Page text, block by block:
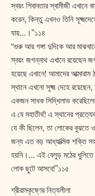
স্বয়ং শিবাবতার স্বামীজী
করেন, কিন্তু এখনও তিনি
যায়…।”১১৪
“গুরু আর গঙ্গা দুদিকে আর
স্বয়ং জগন্নাথ এখানে রয়েছেন
হয়েছে এখানে! আমাদের
স্থানে এখনো সূক্ষ্ম দেহে
একজন সাধক সিদ্ধিলাভ
এ যে মহাতীর্থ! এ স্থানের
যে কী ছিলেন, তা লোকের বুঝতে
জন্য এত বড় আধ্যাত্মিক শক্তি
হয়নি।… এই বেলুড় মঠের ধুলিতে
লোক ছুটে আসবে!”১১৫
শ্রীরামকৃষ্ণের নিত্যলীলা